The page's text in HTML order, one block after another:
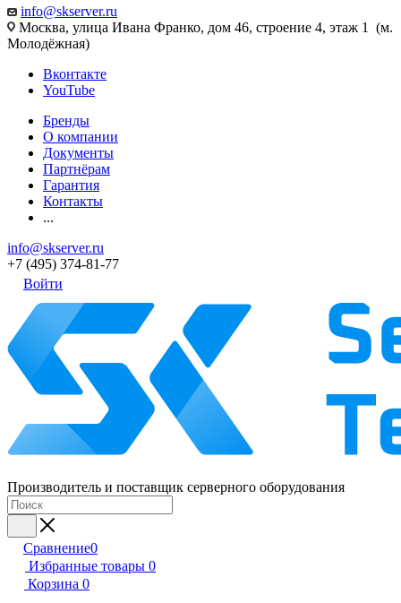
info@skserver.ru
Москва, улица Ивана Франко, дом 46, строение 4, этаж 1 (м.
Молодёжная)
Вконтакте
YouTube
Бренды
О компании
Документы
Партнёрам
Гарантия
Контакты
...
info@skserver.ru
+7 (495) 374-81-77
Войти
Производитель и поставщик серверного оборудования
Сравнение0
Избранные товары 0
Корзина 0